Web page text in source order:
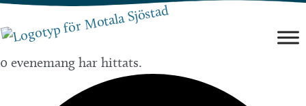
Hoppa
till
0 evenemang har hittats.